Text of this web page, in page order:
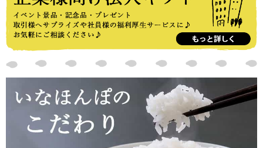
しする価値あり!!
：カビゴン さま
2018/12/20
5
【冷凍でもおいしい】
うちは朝、お弁当作って、余ったご飯はラップして冷凍にしてま
す。夕食は、ラップご飯をレンジでチン!それでもこのお米は美
味しいです。
：うさうさ さま